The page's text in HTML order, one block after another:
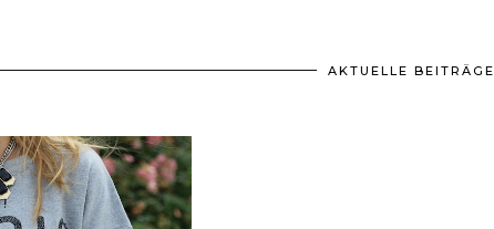
AKTUELLE BEITRÄGE